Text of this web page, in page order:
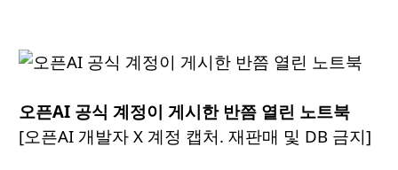
오픈AI 공식 계정이 게시한 반쯤 열린 노트북
[오픈AI 개발자 X 계정 캡처. 재판매 및 DB 금지]